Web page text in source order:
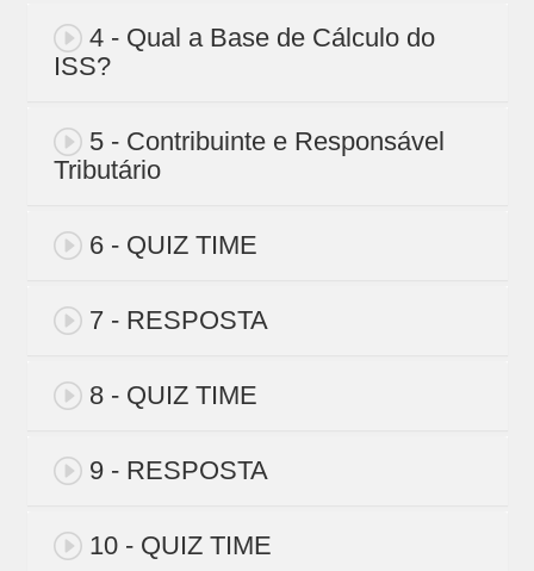
4 - Qual a Base de Cálculo do
ISS?
5 - Contribuinte e Responsável
Tributário
6 - QUIZ TIME
7 - RESPOSTA
8 - QUIZ TIME
9 - RESPOSTA
10 - QUIZ TIME